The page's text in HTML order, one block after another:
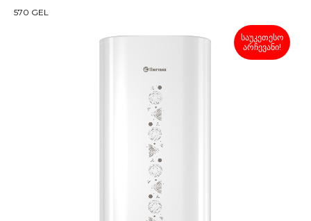
570 GEL
საუკეთესო
არჩევანი!